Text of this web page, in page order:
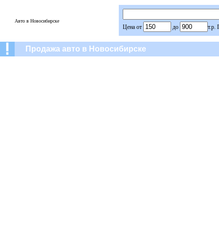
Авто в Новосибирске
Цена от до т.р.
Продажа авто в Новосибирске